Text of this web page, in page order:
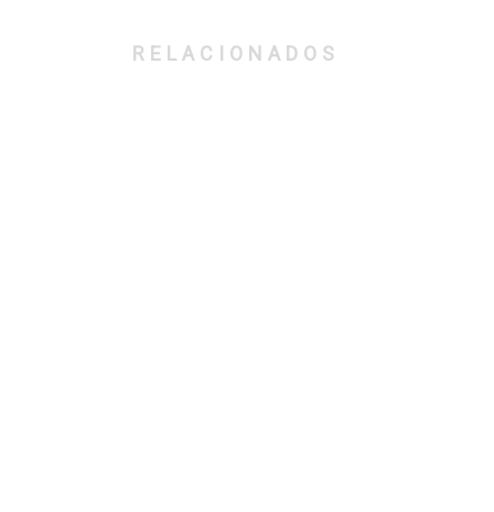
RELACIONADOS